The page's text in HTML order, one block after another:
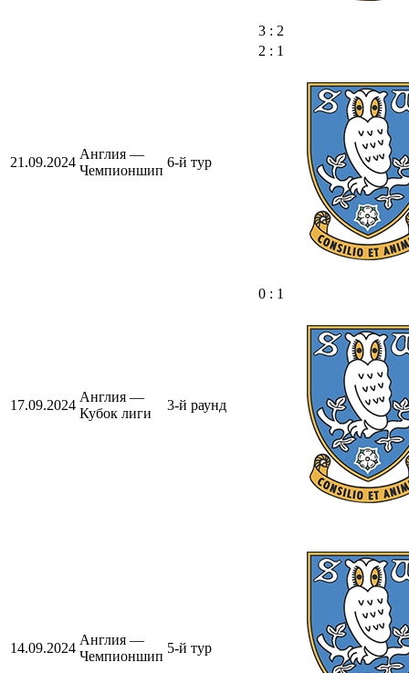
3 : 2
21.09.2024
Англия —
Чемпионшип
6-й тур
2 : 1
17.09.2024
Англия —
Кубок лиги
3-й раунд
0 : 1
14.09.2024
Англия —
Чемпионшип
5-й тур